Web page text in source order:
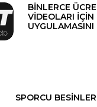
BİNLERCE
VİDEOLARI
UYGULAMASINI
SPORCU